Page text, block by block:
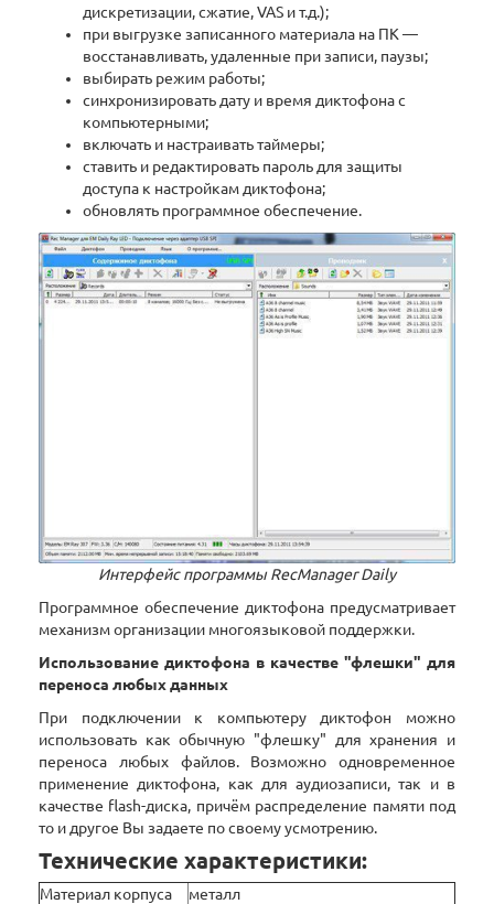
дискретизации, сжатие, VAS и т.д.);
при выгрузке записанного материала на ПК —
восстанавливать, удаленные при записи, паузы;
выбирать режим работы;
синхронизировать дату и время диктофона с
компьютерными;
включать и настраивать таймеры;
ставить и редактировать пароль для защиты
доступа к настройкам диктофона;
обновлять программное обеспечение.
Интерфейс программы RecManager Daily
Программное обеспечение диктофона предусматривает
механизм организации многоязыковой поддержки.
Использование диктофона в качестве "флешки" для
переноса любых данных
При подключении к компьютеру диктофон можно
использовать как обычную "флешку" для хранения и
переноса любых файлов. Возможно одновременное
применение диктофона, как для аудиозаписи, так и в
качестве flash-диска, причём распределение памяти под
то и другое Вы задаете по своему усмотрению.
Технические характеристики:
Материал корпуса
металл